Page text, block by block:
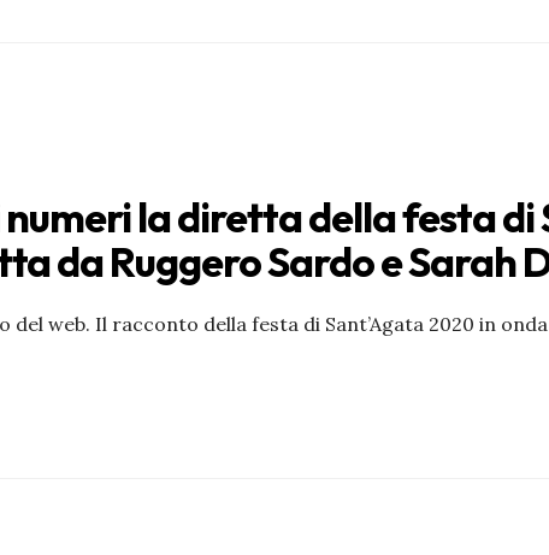
la diretta della festa di
da Ruggero Sardo e Sarah
web. Il racconto della festa di Sant’Agata 2020 in